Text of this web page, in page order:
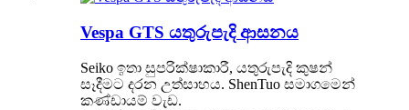
Vespa GTS යතුරුපැදි ආසනය
Seiko ඉතා සුපරික්ෂාකාරී, යතුරුපැදි කුෂන්
සෑදීමට දරන උත්සාහය. ShenTuo සමාගමෙන්
කණ්ඩායම් වැඩ.